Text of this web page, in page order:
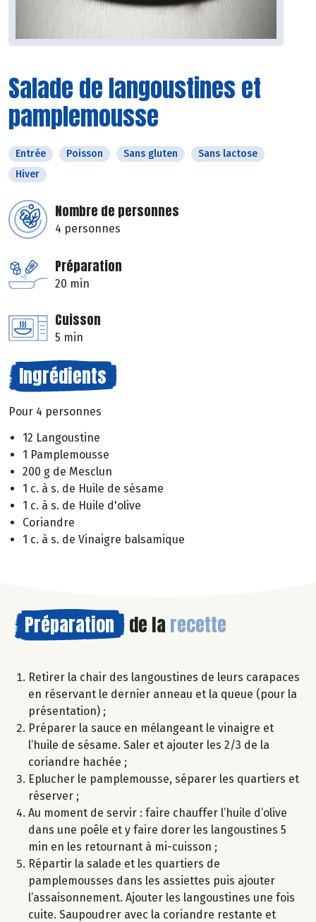
Salade de langoustines et
pamplemousse
Entrée Poisson Sans gluten
Sans lactose
Hiver
Nombre de personnes
4 personnes
Préparation
20 min
Cuisson
5 min
Ingrédients
Pour 4 personnes
12 Langoustine
1 Pamplemousse
200 g de Mesclun
1 c. à s. de Huile de sésame
1 c. à s. de Huile d'olive
Coriandre
1 c. à s. de Vinaigre balsamique
Préparation de la recette
Retirer la chair des langoustines de leurs carapaces
en réservant le dernier anneau et la queue (pour la
présentation) ;
Préparer la sauce en mélangeant le vinaigre et
l’huile de sésame. Saler et ajouter les 2/3 de la
coriandre hachée ;
Eplucher le pamplemousse, séparer les quartiers et
réserver ;
Au moment de servir : faire chauffer l’huile d’olive
dans une poêle et y faire dorer les langoustines 5
min en les retournant à mi-cuisson ;
Répartir la salade et les quartiers de
pamplemousses dans les assiettes puis ajouter
l’assaisonnement. Ajouter les langoustines une fois
cuite. Saupoudrer avec la coriandre restante et